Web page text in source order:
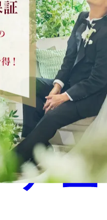
江坂（新大阪